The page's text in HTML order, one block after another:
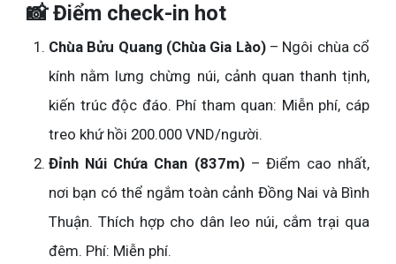
📸 Điểm check-in hot
Chùa Bửu Quang (Chùa Gia Lào)– Ngôi chùa cổ
kính nằm lưng chừng núi, cảnh quan thanh tịnh,
kiến trúc độc đáo. Phí tham quan: Miễn phí, cáp
treo khứ hồi 200.000 VND/người.
Đỉnh Núi Chứa Chan (837m)– Điểm cao nhất,
nơi bạn có thể ngắm toàn cảnh Đồng Nai và Bình
Thuận. Thích hợp cho dân leo núi, cắm trại qua
đêm. Phí: Miễn phí.